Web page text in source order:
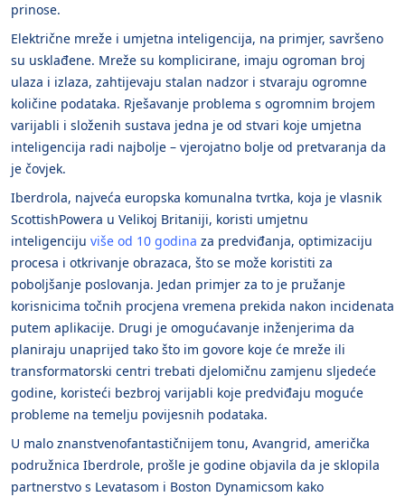
prinose.
Električne mreže i umjetna inteligencija, na primjer, savršeno
su usklađene. Mreže su komplicirane, imaju ogroman broj
ulaza i izlaza, zahtijevaju stalan nadzor i stvaraju ogromne
količine podataka. Rješavanje problema s ogromnim brojem
varijabli i složenih sustava jedna je od stvari koje umjetna
inteligencija radi najbolje – vjerojatno bolje od pretvaranja da
je čovjek.
Iberdrola, najveća europska komunalna tvrtka, koja je vlasnik
ScottishPowera u Velikoj Britaniji, koristi umjetnu
inteligenciju više od 10 godina za predviđanja, optimizaciju
procesa i otkrivanje obrazaca, što se može koristiti za
poboljšanje poslovanja. Jedan primjer za to je pružanje
korisnicima točnih procjena vremena prekida nakon incidenata
putem aplikacije. Drugi je omogućavanje inženjerima da
planiraju unaprijed tako što im govore koje će mreže ili
transformatorski centri trebati djelomičnu zamjenu sljedeće
godine, koristeći bezbroj varijabli koje predviđaju moguće
probleme na temelju povijesnih podataka.
U malo znanstvenofantastičnijem tonu, Avangrid, američka
podružnica Iberdrole, prošle je godine objavila da je sklopila
partnerstvo s Levatasom i Boston Dynamicsom kako